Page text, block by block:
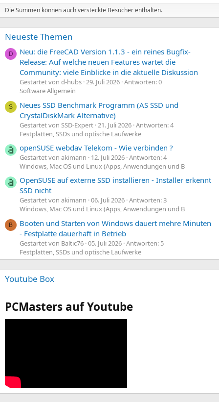
Die Summen können auch versteckte Besucher enthalten.
Neueste Themen
D
Neu: die FreeCAD Version 1.1.3 - ein reines Bugfix-
Release: Auf welche neuen Features wartet die
Community: viele Einblicke in die aktuelle Diskussion
Gestartet von d-hubs 29. Juli 2026 Antworten: 0
Software Allgemein
S
Neues SSD Benchmark Programm (AS SSD und
CrystalDiskMark Alternative)
Gestartet von SSD-Expert 21. Juli 2026 Antworten: 4
Festplatten, SSDs und optische Laufwerke
openSUSE webdav Telekom - Wie verbinden ?
Gestartet von akimann 12. Juli 2026 Antworten: 4
Windows, Mac OS und Linux (Apps, Anwendungen und B
OpenSUSE auf externe SSD installieren - Installer erkennt
SSD nicht
Gestartet von akimann 06. Juli 2026 Antworten: 3
Windows, Mac OS und Linux (Apps, Anwendungen und B
B
Booten und Starten von Windows dauert mehre Minuten
- Festplatte dauerhaft in Betrieb
Gestartet von Baltic76 05. Juli 2026 Antworten: 5
Festplatten, SSDs und optische Laufwerke
Youtube Box
PCMasters auf Youtube